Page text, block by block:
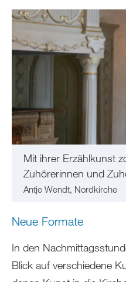
Mit ihrer Erzählkunst
Zuhörerinnen und
Antje Wendt, Nordkirche
Neue Formate
In den
Blick auf verschiedene